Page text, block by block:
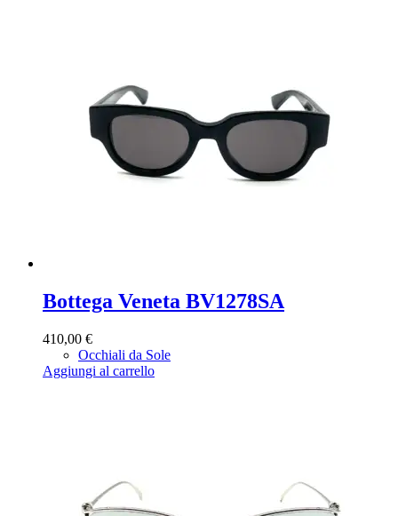
Bottega Veneta BV1278SA
410,00 €
Occhiali da Sole
Aggiungi al carrello